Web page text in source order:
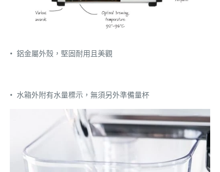
• 鋁金屬外殼，堅固耐用且美觀
• 水箱外附有水量標示，無須另外準備量杯